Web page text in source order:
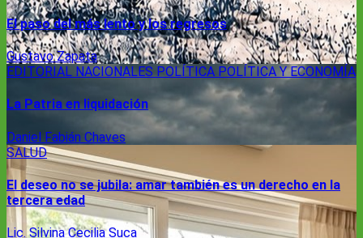
El paso del más lento y los regresos
Gustavo Zapata
EDITORIAL NACIONALES POLÍTICA POLÍTICA Y ECONOMÍA
La Patria en liquidación
Daniel Fabián Chaves
SALUD
El deseo no se jubila: amar también es un derecho en la
tercera edad
Lic. Silvina Cecilia Suca